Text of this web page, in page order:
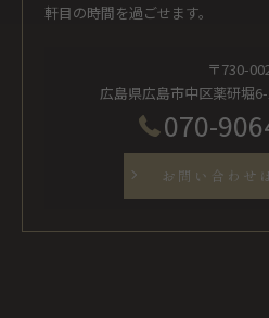
軒目の時間を過ごせます。
〒730-
広島県広島市中区薬研堀
070-
お問い合わせ